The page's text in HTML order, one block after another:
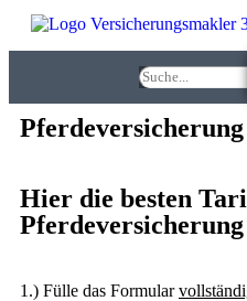
Hier die besten
1.) Fülle das Formular